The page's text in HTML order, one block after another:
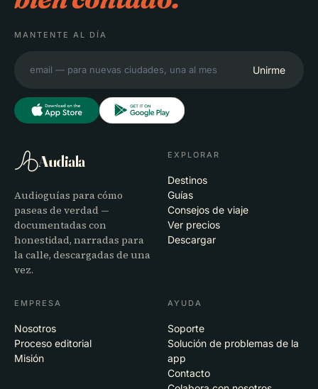
MANTENTE AL DÍA
Unirme
Audiala
Audioguías para cómo
paseas de verdad —
documentadas con
honestidad, narradas para
la calle, descargadas de una
vez.
EXPLORAR
Destinos
Guías
Consejos de viaje
Ver precios
Descargar
EMPRESA
Nosotros
Proceso editorial
Misión
AYUDA
Soporte
Solución de problemas de la
app
Contacto